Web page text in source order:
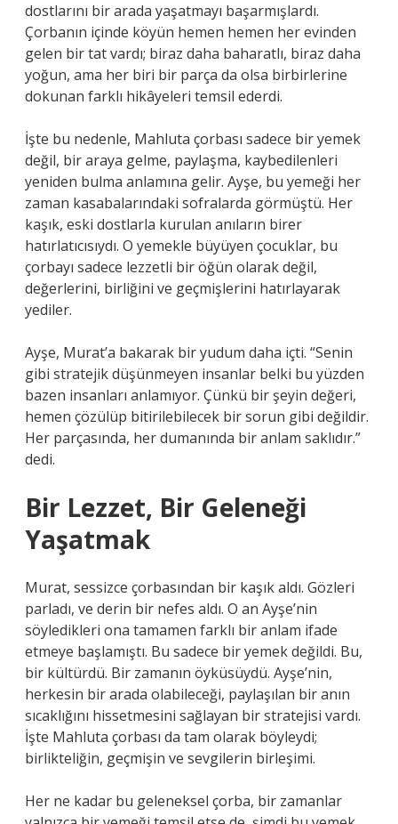
dostlarını bir arada yaşatmayı başarmışlardı.
Çorbanın içinde köyün hemen hemen her evinden
gelen bir tat vardı; biraz daha baharatlı, biraz daha
yoğun, ama her biri bir parça da olsa birbirlerine
dokunan farklı hikâyeleri temsil ederdi.
İşte bu nedenle, Mahluta çorbası sadece bir yemek
değil, bir araya gelme, paylaşma, kaybedilenleri
yeniden bulma anlamına gelir. Ayşe, bu yemeği her
zaman kasabalarındaki sofralarda görmüştü. Her
kaşık, eski dostlarla kurulan anıların birer
hatırlatıcısıydı. O yemekle büyüyen çocuklar, bu
çorbayı sadece lezzetli bir öğün olarak değil,
değerlerini, birliğini ve geçmişlerini hatırlayarak
yediler.
Ayşe, Murat’a bakarak bir yudum daha içti. “Senin
gibi stratejik düşünmeyen insanlar belki bu yüzden
bazen insanları anlamıyor. Çünkü bir şeyin değeri,
hemen çözülüp bitirilebilecek bir sorun gibi değildir.
Her parçasında, her dumanında bir anlam saklıdır.”
dedi.
Bir Lezzet, Bir Geleneği
Yaşatmak
Murat, sessizce çorbasından bir kaşık aldı. Gözleri
parladı, ve derin bir nefes aldı. O an Ayşe’nin
söyledikleri ona tamamen farklı bir anlam ifade
etmeye başlamıştı. Bu sadece bir yemek değildi. Bu,
bir kültürdü. Bir zamanın öyküsüydü. Ayşe’nin,
herkesin bir arada olabileceği, paylaşılan bir anın
sıcaklığını hissetmesini sağlayan bir stratejisi vardı.
İşte Mahluta çorbası da tam olarak böyleydi;
birlikteliğin, geçmişin ve sevgilerin birleşimi.
Her ne kadar bu geleneksel çorba, bir zamanlar